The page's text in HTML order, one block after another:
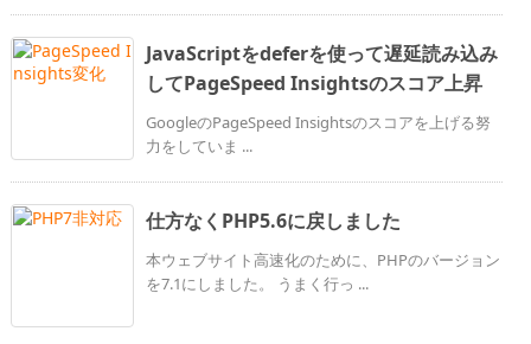
JavaScriptをdeferを使って遅延読み込み
してPageSpeed Insightsのスコア上昇
GoogleのPageSpeed Insightsのスコアを上げる努
力をしていま ...
仕方なくPHP5.6に戻しました
本ウェブサイト高速化のために、PHPのバージョン
を7.1にしました。 うまく行っ ...